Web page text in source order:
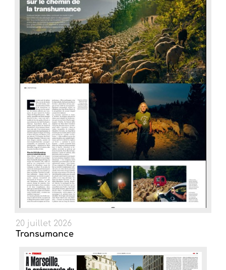
20 juillet 2026
Transumance